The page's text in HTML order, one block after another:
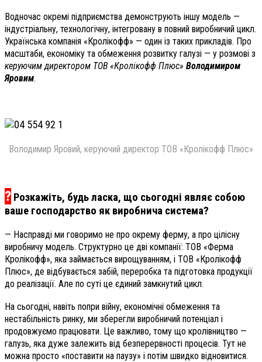
Водночас окремі підприємства демонструють іншу модель —
індустріальну, технологічну, інтегровану в повний виробничий цикл.
Українська компанія «Кролікофф» — один із таких прикладів. Про
масштаби, економіку та обмеження розвитку галузі — у розмові з
керуючим директором ТОВ «Кролікофф Плюс» Володимиром
Яровим.
Володимир Яровий, керуючий директор ТОВ «Кролікофф Плюс»
? Розкажіть, будь ласка, що сьогодні являє собою
ваше господарство як виробнича система?
— Насправді ми говоримо не про окрему ферму, а про цілісну
виробничу модель. Структурно це дві компанії: ТОВ «Ферма
Кролікофф», яка займається вирощуванням, і ТОВ «Кролікофф
Плюс», де відбувається забій, переробка та підготовка продукції
до реалізації. Але по суті це єдиний замкнутий цикл.
На сьогодні, навіть попри війну, економічні обмеження та
нестабільність ринку, ми зберегли виробничий потенціал і
продовжуємо працювати. Це важливо, тому що кролівництво —
галузь, яка дуже залежить від безперервності процесів. Тут не
можна просто «поставити на паузу» і потім швидко відновитися.